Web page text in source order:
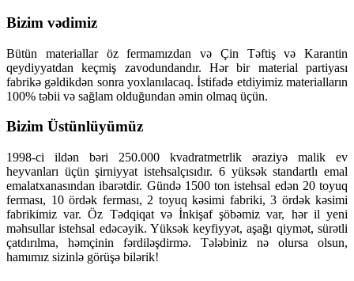
Bizim vədimiz
Bütün materiallar öz fermamızdan və Çin Təftiş və Karantin
qeydiyyatdan keçmiş zavodundandır. Hər bir material partiyası
fabrikə gəldikdən sonra yoxlanılacaq. İstifadə etdiyimiz materialların
100% təbii və sağlam olduğundan əmin olmaq üçün.
Bizim Üstünlüyümüz
1998-ci ildən bəri 250.000 kvadratmetrlik əraziyə malik ev
heyvanları üçün şirniyyat istehsalçısıdır. 6 yüksək standartlı emal
emalatxanasından ibarətdir. Gündə 1500 ton istehsal edən 20 toyuq
ferması, 10 ördək ferması, 2 toyuq kəsimi fabriki, 3 ördək kəsimi
fabrikimiz var. Öz Tədqiqat və İnkişaf şöbəmiz var, hər il yeni
məhsullar istehsal edəcəyik. Yüksək keyfiyyət, aşağı qiymət, sürətli
çatdırılma, həmçinin fərdiləşdirmə. Tələbiniz nə olursa olsun,
hamımız sizinlə görüşə bilərik!